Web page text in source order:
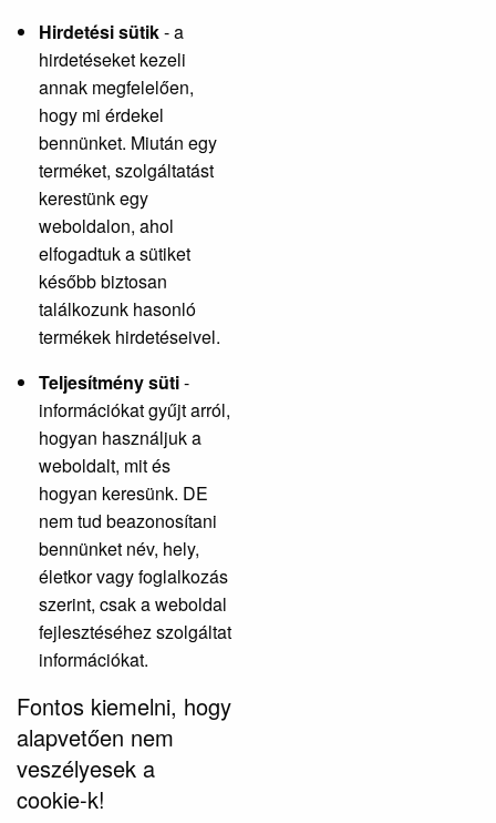
Hirdetési sütik- a
hirdetéseket kezeli
annak megfelelően,
hogy mi érdekel
bennünket. Miután egy
terméket, szolgáltatást
kerestünk egy
weboldalon, ahol
elfogadtuk a sütiket
később biztosan
találkozunk hasonló
termékek hirdetéseivel.
Teljesítmény süti-
információkat gyűjt arról,
hogyan használjuk a
weboldalt, mit és
hogyan keresünk. DE
nem tud beazonosítani
bennünket név, hely,
életkor vagy foglalkozás
szerint, csak a weboldal
fejlesztéséhez szolgáltat
információkat.
Fontos kiemelni, hogy
alapvetően nem
veszélyesek a
cookie-k!